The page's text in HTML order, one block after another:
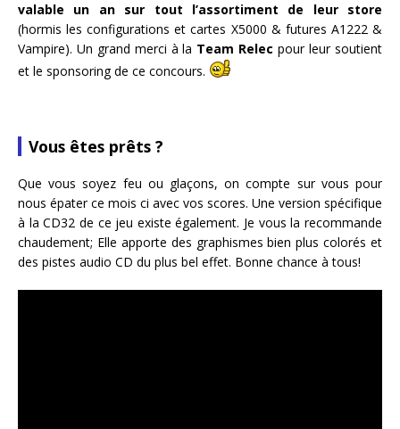
valable un an sur tout l’assortiment de leur store
(hormis les configurations et cartes X5000 & futures A1222 &
Vampire). Un grand merci à la Team Relec pour leur soutient
et le sponsoring de ce concours.
Vous êtes prêts ?
Que vous soyez feu ou glaçons, on compte sur vous pour
nous épater ce mois ci avec vos scores. Une version spécifique
à la CD32 de ce jeu existe également. Je vous la recommande
chaudement; Elle apporte des graphismes bien plus colorés et
des pistes audio CD du plus bel effet. Bonne chance à tous!